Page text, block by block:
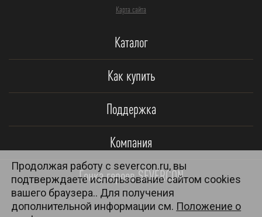
Карта сайта
Каталог
Как купить
Поддержка
Компания
Гонка героев SEVERCON
Продолжая работу с severcon.ru, вы
подтверждаете использование сайтом cookies
вашего браузера.. Для получения
дополнительной информации см. Положение о